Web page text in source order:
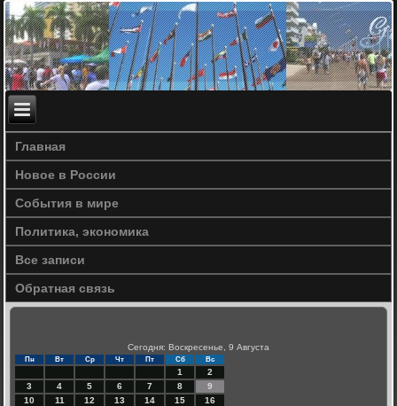
Главная
Новое в России
События в мире
Политика, экономика
Все записи
Обратная связь
Сегодня: Воскресенье, 9 Августа
Пн Вт Ср Чт Пт Сб Вс
1
2
3
4 5 6 7 8
9
10
11 12 13 14 15
16